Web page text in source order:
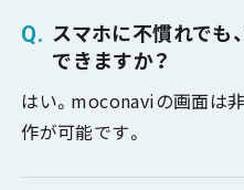
スマホに不慣れでも
できますか？
はい。moconaviの画面は
作が可能です。